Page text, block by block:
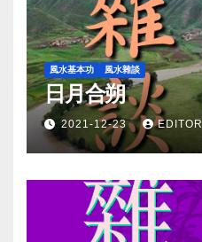
風水基本功 風水雜談
日月合朔
2021-12-23 EDITOR